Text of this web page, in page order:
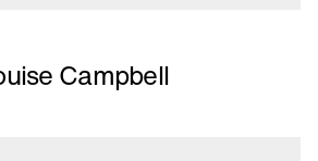
Campbell